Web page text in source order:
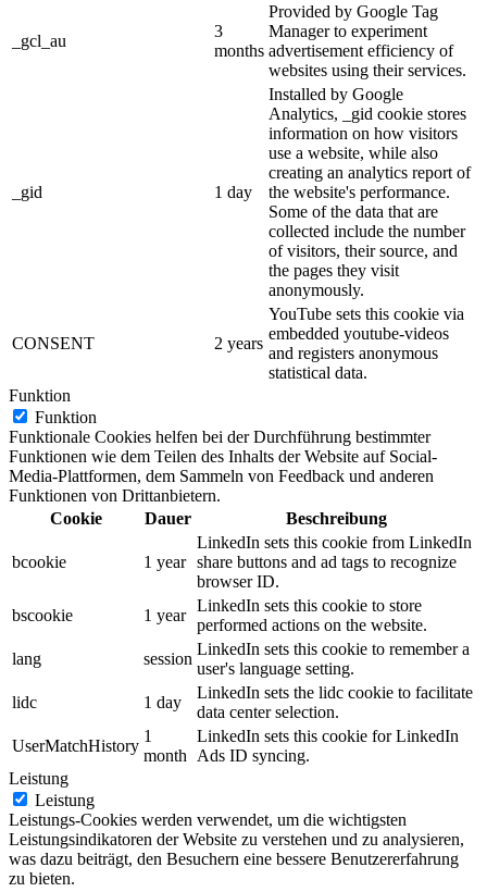
_gcl_au
3
months
Provided by Google Tag
Manager to experiment
advertisement efficiency of
websites using their services.
_gid 1 day
Installed by Google
Analytics, _gid cookie stores
information on how visitors
use a website, while also
creating an analytics report of
the website's performance.
Some of the data that are
collected include the number
of visitors, their source, and
the pages they visit
anonymously.
CONSENT 2 years
YouTube sets this cookie via
embedded youtube-videos
and registers anonymous
statistical data.
Funktion
Funktion
Funktionale Cookies helfen bei der Durchführung bestimmter
Funktionen wie dem Teilen des Inhalts der Website auf Social-
Media-Plattformen, dem Sammeln von Feedback und anderen
Funktionen von Drittanbietern.
Cookie
Dauer Beschreibung
bcookie 1 year
LinkedIn sets this cookie from LinkedIn
share buttons and ad tags to recognize
browser ID.
bscookie
1 year
LinkedIn sets this cookie to store
performed actions on the website.
lang
session
LinkedIn sets this cookie to remember a
user's language setting.
lidc
1 day
LinkedIn sets the lidc cookie to facilitate
data center selection.
UserMatchHistory
1
month
LinkedIn sets this cookie for LinkedIn
Ads ID syncing.
Leistung
Leistung
Leistungs-Cookies werden verwendet, um die wichtigsten
Leistungsindikatoren der Website zu verstehen und zu analysieren,
was dazu beiträgt, den Besuchern eine bessere Benutzererfahrung
zu bieten.